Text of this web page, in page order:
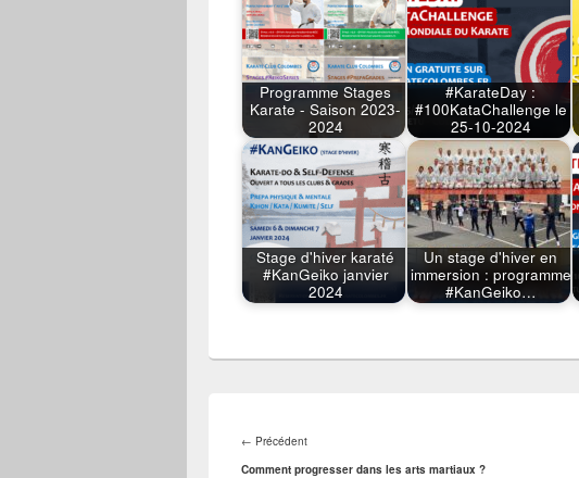
Programme Stages
Karate - Saison 2023-
2024
#KarateDay :
#100KataChallenge le
25-10-2024
Stage d'hiver karaté
#KanGeiko janvier
2024
Un stage d'hiver en
immersion : programme
#KanGeiko…
de
l’article
← PrécédentArticle
précédent :
Comment progresser dans les arts martiaux ?